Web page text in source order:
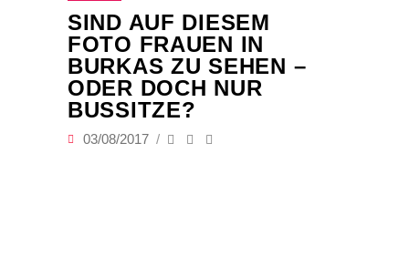
SIND AUF DIESEM
FOTO FRAUEN IN
BURKAS ZU SEHEN –
ODER DOCH NUR
BUSSITZE?
03/08/2017